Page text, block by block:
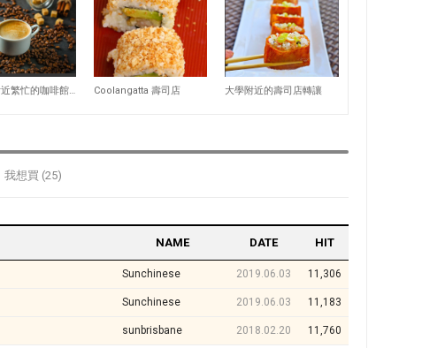
拜倫灣附近繁忙的咖啡館出售 521
Coolangatta 壽司店 524
大學附近的壽司店轉讓
我想買 (25)
NAME DATE HIT
Sunchinese 2019.06.03 11,306
Sunchinese 2019.06.03 11,183
sunbrisbane 2018.02.20 11,760